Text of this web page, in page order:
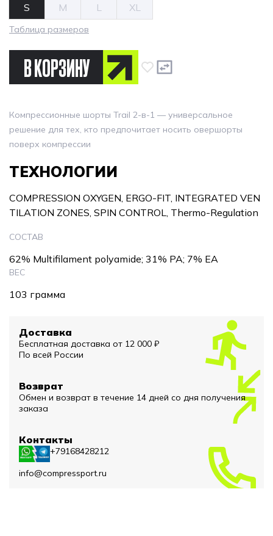
Таблица размеров
В КОРЗИНУ
S M L XL
Компрессионные шорты Trail 2-в-1 — универсальное
решение для тех, кто предпочитает носить овершорты
поверх компрессии
ТЕХНОЛОГИИ
COMPRESSION OXYGEN, ERGO-FIT, INTEGRATED VEN
TILATION ZONES, SPIN CONTROL, Thermo-Regulation
СОСТАВ
62% Multifilament polyamide; 31% PA; 7% EA
ВЕС
103 грамма
Доставка
Бесплатная доставка от 12 000 ₽
По всей России
Возврат
Обмен и возврат в течение 14 дней со дня получения
заказа
Контакты
+79168428212
info@compressport.ru